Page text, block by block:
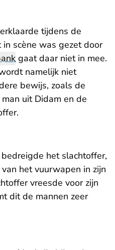
tijdens de
scène was gezet door
gaat daar niet in mee.
namelijk niet
bewijs, zoals de
uit Didam en de
het slachtoffer,
het vuurwapen in zijn
vreesde voor zijn
dit de mannen zeer